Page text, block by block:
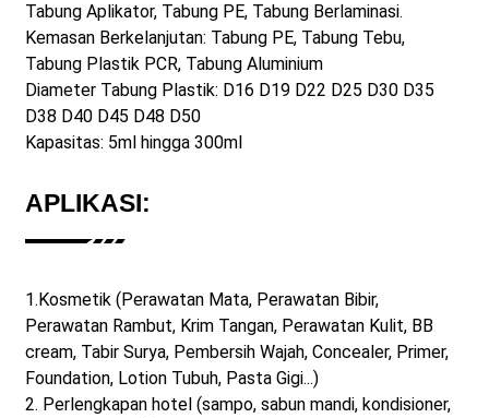
Tabung Aplikator, Tabung PE, Tabung Berlaminasi.
Kemasan Berkelanjutan: Tabung PE, Tabung Tebu,
Tabung Plastik PCR, Tabung Aluminium
Diameter Tabung Plastik: D16 D19 D22 D25 D30 D35
D38 D40 D45 D48 D50
Kapasitas: 5ml hingga 300ml
APLIKASI:
1.Kosmetik (Perawatan Mata, Perawatan Bibir,
Perawatan Rambut, Krim Tangan, Perawatan Kulit, BB
cream, Tabir Surya, Pembersih Wajah, Concealer, Primer,
Foundation, Lotion Tubuh, Pasta Gigi...)
2. Perlengkapan hotel (sampo, sabun mandi, kondisioner,